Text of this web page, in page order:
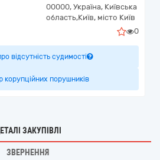
00000, Україна, Київська
область,Київ, місто Київ
0
відсутність судимості
корупційних порушників
ЗАКУПІВЛІ
ЗВЕРНЕННЯ